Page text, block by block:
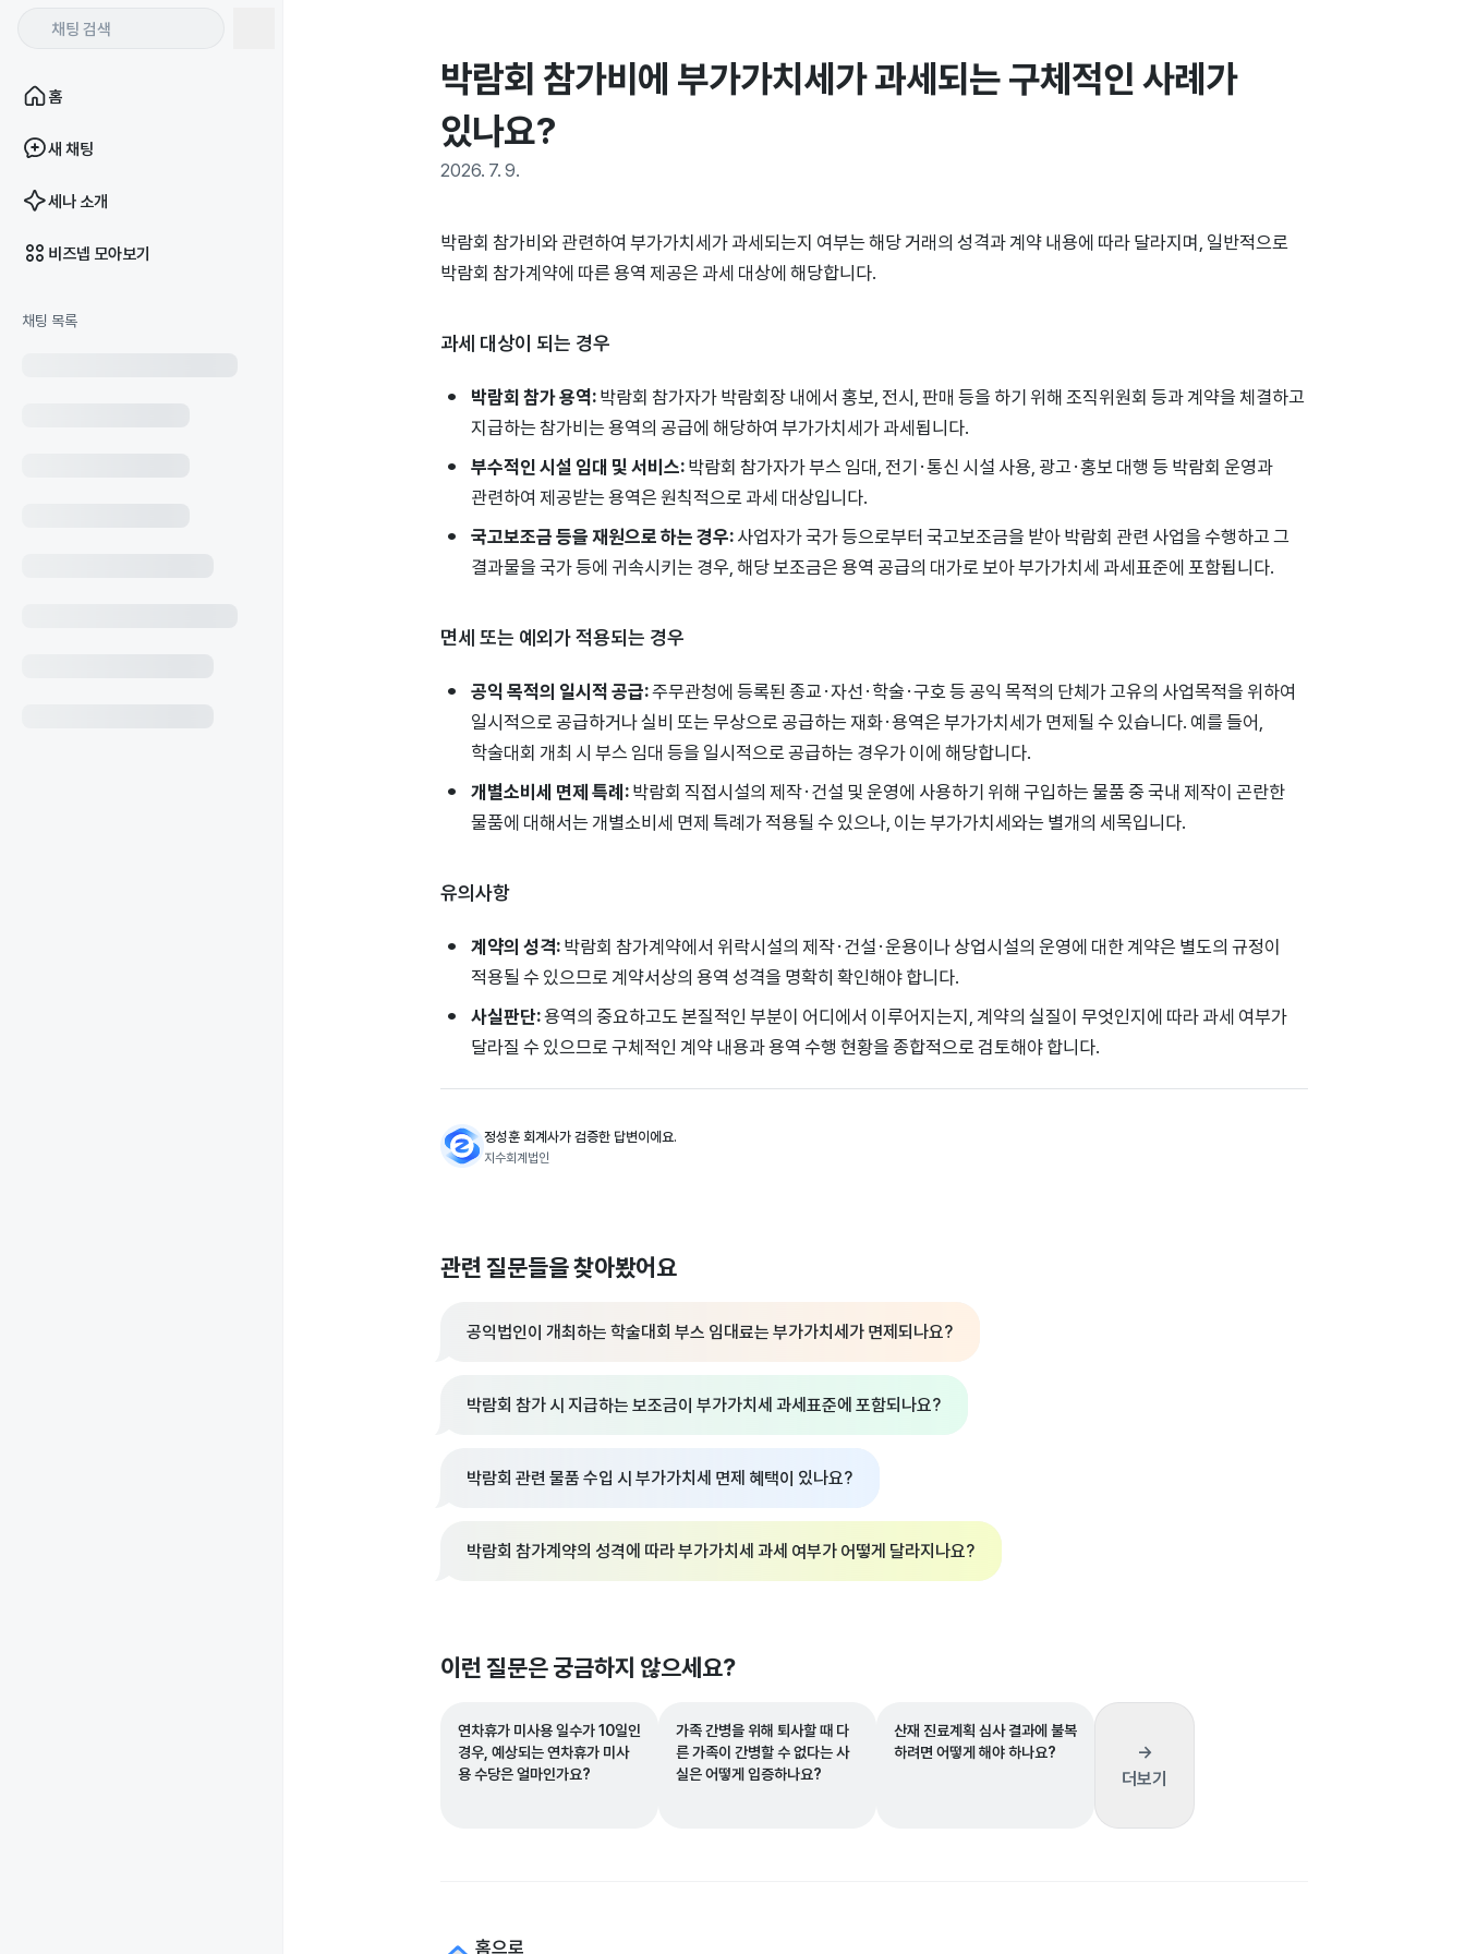
홈
새 채팅
세나 소개
비즈넵 모아보기
채팅 목록
박람회 참가비에 부가가치세가 과세되는 구체적인 사례가
있나요?
2026. 7. 9.
박람회 참가비와 관련하여 부가가치세가 과세되는지 여부는 해당 거래의 성격과 계약 내용에 따라 달라지며, 일반적으로
박람회 참가계약에 따른 용역 제공은 과세 대상에 해당합니다.
과세 대상이 되는 경우
박람회 참가 용역:박람회 참가자가 박람회장 내에서 홍보, 전시, 판매 등을 하기 위해 조직위원회 등과 계약을 체결하고
지급하는 참가비는 용역의 공급에 해당하여 부가가치세가 과세됩니다.
부수적인 시설 임대 및 서비스:박람회 참가자가 부스 임대, 전기·통신 시설 사용, 광고·홍보 대행 등 박람회 운영과
관련하여 제공받는 용역은 원칙적으로 과세 대상입니다.
국고보조금 등을 재원으로 하는 경우:사업자가 국가 등으로부터 국고보조금을 받아 박람회 관련 사업을 수행하고 그
결과물을 국가 등에 귀속시키는 경우, 해당 보조금은 용역 공급의 대가로 보아 부가가치세 과세표준에 포함됩니다.
면세 또는 예외가 적용되는 경우
공익 목적의 일시적 공급:주무관청에 등록된 종교·자선·학술·구호 등 공익 목적의 단체가 고유의 사업목적을 위하여
일시적으로 공급하거나 실비 또는 무상으로 공급하는 재화·용역은 부가가치세가 면제될 수 있습니다. 예를 들어,
학술대회 개최 시 부스 임대 등을 일시적으로 공급하는 경우가 이에 해당합니다.
개별소비세 면제 특례:박람회 직접시설의 제작·건설 및 운영에 사용하기 위해 구입하는 물품 중 국내 제작이 곤란한
물품에 대해서는 개별소비세 면제 특례가 적용될 수 있으나, 이는 부가가치세와는 별개의 세목입니다.
유의사항
계약의 성격:박람회 참가계약에서 위락시설의 제작·건설·운용이나 상업시설의 운영에 대한 계약은 별도의 규정이
적용될 수 있으므로 계약서상의 용역 성격을 명확히 확인해야 합니다.
사실판단:용역의 중요하고도 본질적인 부분이 어디에서 이루어지는지, 계약의 실질이 무엇인지에 따라 과세 여부가
달라질 수 있으므로 구체적인 계약 내용과 용역 수행 현황을 종합적으로 검토해야 합니다.
정성훈 회계사가 검증한 답변이에요.
지수회계법인
관련 질문들을 찾아봤어요
공익법인이 개최하는 학술대회 부스 임대료는 부가가치세가 면제되나요?
박람회 참가 시 지급하는 보조금이 부가가치세 과세표준에 포함되나요?
박람회 관련 물품 수입 시 부가가치세 면제 혜택이 있나요?
박람회 참가계약의 성격에 따라 부가가치세 과세 여부가 어떻게 달라지나요?
이런 질문은 궁금하지 않으세요?
연차휴가 미사용 일수가 10일인
경우, 예상되는 연차휴가 미사
용 수당은 얼마인가요?
가족 간병을 위해 퇴사할 때 다
른 가족이 간병할 수 없다는 사
실은 어떻게 입증하나요?
산재 진료계획 심사 결과에 불복
하려면 어떻게 해야 하나요?
→
더보기
홈으로